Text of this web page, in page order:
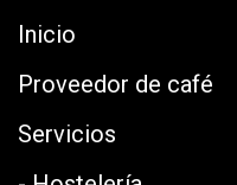
Inicio
Proveedor de café
Servicios